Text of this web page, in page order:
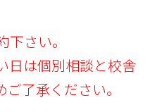
さい。
日は個別相談と校舎
了承ください。